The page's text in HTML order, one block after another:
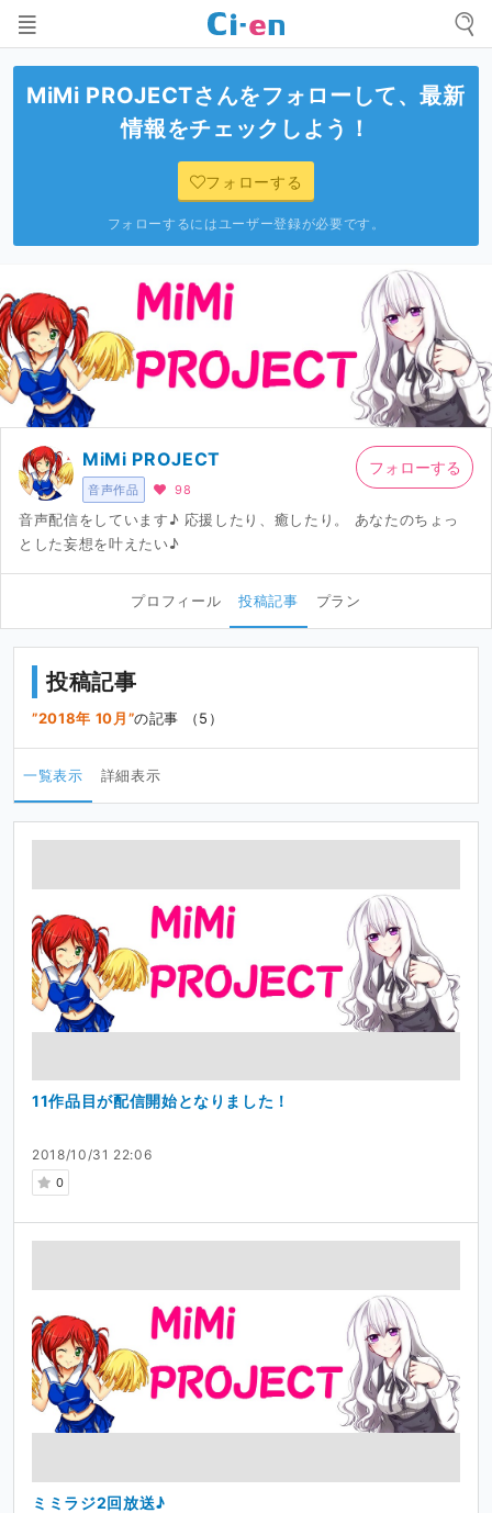
MiMi PROJECTさんをフォローして、最新
情報をチェックしよう！
フォローする
フォローするにはユーザー登録が必要です。
音声作品
MiMi PROJECT
98
音声配信をしています♪ 応援したり、癒したり。 あなたのちょっ
とした妄想を叶えたい♪
フォローする
プロフィール 投稿記事 プラン
投稿記事
2018年 10月 の記事 （5）
一覧表示 詳細表示
2018/10/31 22:06
0
11作品目が配信開始となりました！
ミミラジ2回放送♪